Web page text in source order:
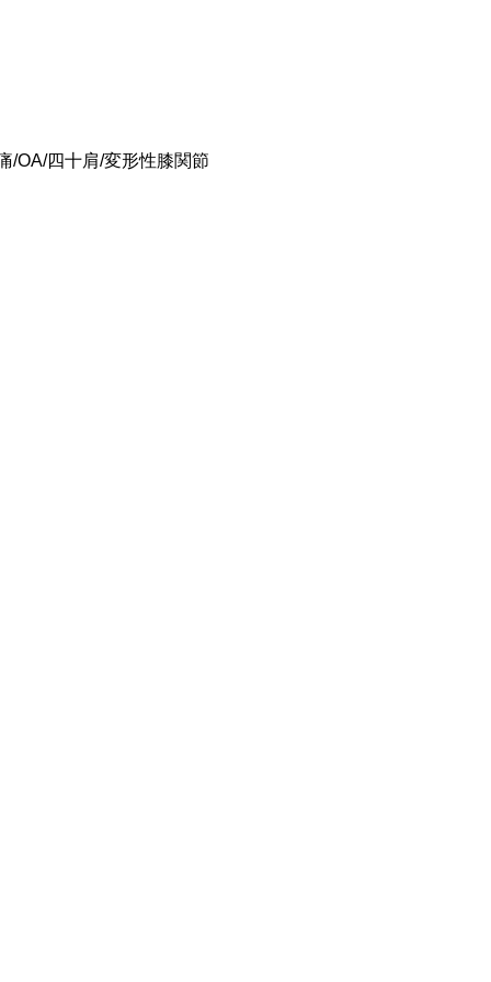
/OA/四十肩/変形性膝関節